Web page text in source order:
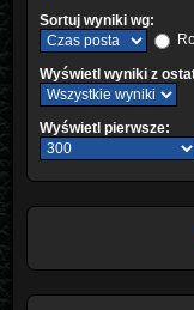
Sortuj wyniki wg:
Wyświetl wyniki z
Wyświetl pierwsze: